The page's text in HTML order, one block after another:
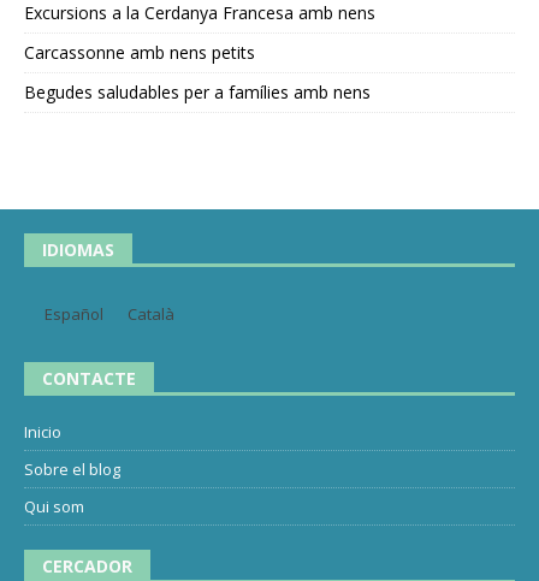
Excursions a la Cerdanya Francesa amb nens
Carcassonne amb nens petits
Begudes saludables per a famílies amb nens
IDIOMAS
Español Català
CONTACTE
Inicio
Sobre el blog
Qui som
CERCADOR